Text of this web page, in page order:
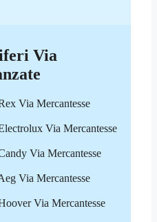
Via
Via Mercantesse
Via Mercantesse
Via Mercantesse
Via Mercantesse
Via Mercantesse